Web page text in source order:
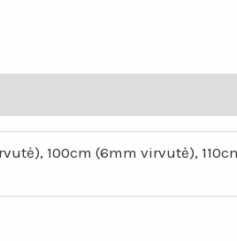
kilimas
100cm (6mm virvutė),